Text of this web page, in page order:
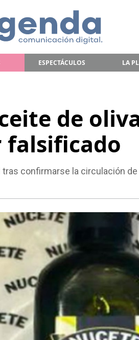
ESPECTÁCULOS LA
de
falsificado
tras confirmarse la circulación de